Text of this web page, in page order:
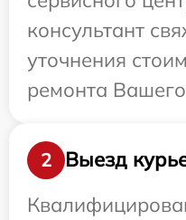
консультант
уточнения
ремонта Вашего
2
Выезд